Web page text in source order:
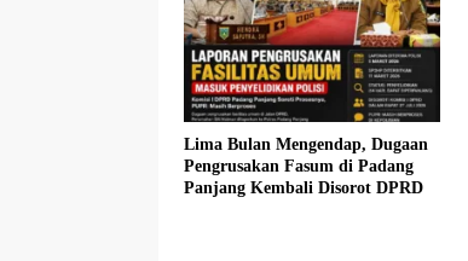
Lima Bulan Mengendap, Dugaan
Pengrusakan Fasum di Padang
Panjang Kembali Disorot DPRD